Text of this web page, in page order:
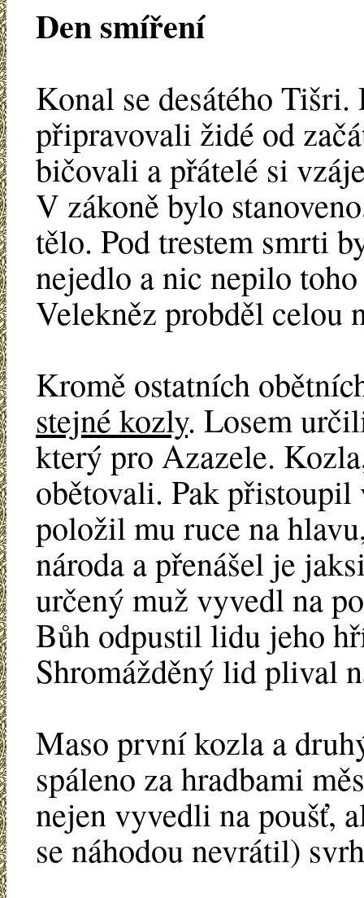
Den smíření
Konal se desátého Tišri.
připravovali židé od
bičovali a přátelé si
V zákoně bylo
tělo. Pod trestem smrti
nejedlo a nic nepilo
Velekněz probděl celou
Kromě ostatních
stejné kozly. Losem
který pro Azazele.
obětovali. Pak
položil mu ruce na
národa a přenášel je
určený muž vyvedl na
Bůh odpustil lidu jeho
Shromážděný lid plival
Maso první kozla a
spáleno za hradbami
nejen vyvedli na poušť,
se náhodou nevrátil)